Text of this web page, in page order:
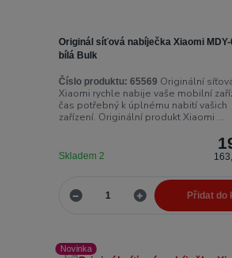
Originál síťová nabíječka Xiaomi MDY-
bílá Bulk
Číslo produktu: 65569 Originální
Xiaomi rychle nabije vaše mobilní
čas potřebný k úplnému nabití vašich
zařízení. Originální produkt Xiaomi ...
Skladem 2
Přidat do
Novinka